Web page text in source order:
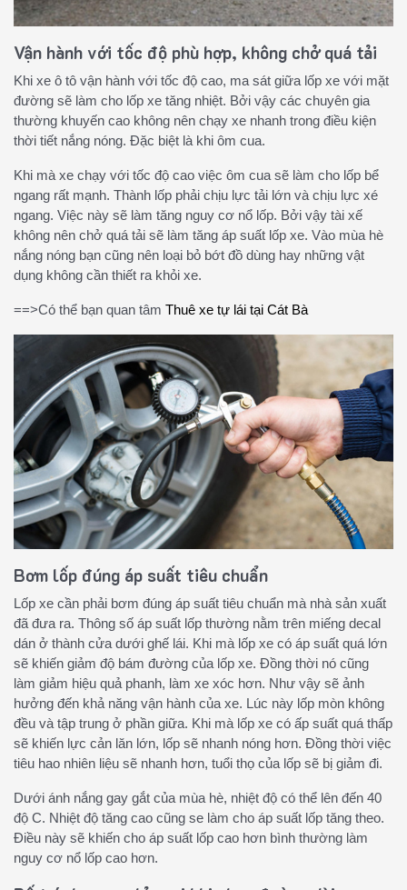
Vận hành với tốc độ phù hợp, không chở quá tải
Khi xe ô tô vận hành với tốc độ cao, ma sát giữa lốp xe với mặt
đường sẽ làm cho lốp xe tăng nhiệt. Bởi vậy các chuyên gia
thường khuyến cao không nên chạy xe nhanh trong điều kiện
thời tiết nắng nóng. Đặc biệt là khi ôm cua.
Khi mà xe chạy với tốc độ cao việc ôm cua sẽ làm cho lốp bể
ngang rất mạnh. Thành lốp phải chịu lực tải lớn và chịu lực xé
ngang. Việc này sẽ làm tăng nguy cơ nổ lốp. Bởi vậy tài xế
không nên chở quá tải sẽ làm tăng áp suất lốp xe. Vào mùa hè
nắng nóng bạn cũng nên loại bỏ bớt đồ dùng hay những vật
dụng không cần thiết ra khỏi xe.
==>Có thể bạn quan tâm Thuê xe tự lái tại Cát Bà
Bơm lốp đúng áp suất tiêu chuẩn
Lốp xe cần phải bơm đúng áp suất tiêu chuẩn mà nhà sản xuất
đã đưa ra. Thông số áp suất lốp thường nằm trên miếng decal
dán ở thành cửa dưới ghế lái. Khi mà lốp xe có áp suất quá lớn
sẽ khiến giảm độ bám đường của lốp xe. Đồng thời nó cũng
làm giảm hiệu quả phanh, làm xe xóc hơn. Như vậy sẽ ảnh
hưởng đến khả năng vận hành của xe. Lúc này lốp mòn không
đều và tập trung ở phần giữa. Khi mà lốp xe có ấp suất quá thấp
sẽ khiến lực cản lăn lớn, lốp sẽ nhanh nóng hơn. Đồng thời việc
tiêu hao nhiên liệu sẽ nhanh hơn, tuổi thọ của lốp sẽ bị giảm đi.
Dưới ánh nắng gay gắt của mùa hè, nhiệt độ có thể lên đến 40
độ C. Nhiệt độ tăng cao cũng se làm cho áp suất lốp tăng theo.
Điều này sẽ khiến cho áp suất lốp cao hơn bình thường làm
nguy cơ nổ lốp cao hơn.